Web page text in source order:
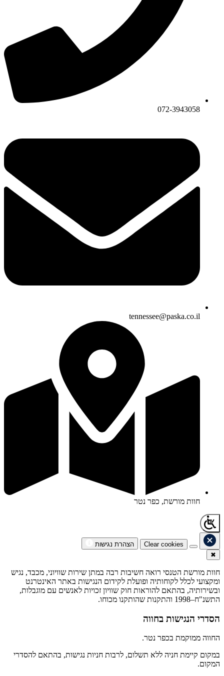
072-3943058
tennessee@paska.co.il
חוות מורשת, כפר נטר
Clear cookies
הצהרת נגישות
✖
חוות מורשת הטנסי רואה חשיבות רבה במתן שירות שוויוני, מכבד, נגיש
ומקצועי לכלל לקוחותיה ופועלת לקידום הנגישות באתר האינטרנט
ובשירותיה, בהתאם להוראות חוק שוויון זכויות לאנשים עם מוגבלות,
התשנ"ח–1998 והתקנות שהותקנו מכוחו.
הסדרי הנגישות בחווה
החווה ממוקמת בכפר נטר.
במקום קיימת חניה ללא תשלום, לרבות חניות נגישות, בהתאם להסדרי
המקום.